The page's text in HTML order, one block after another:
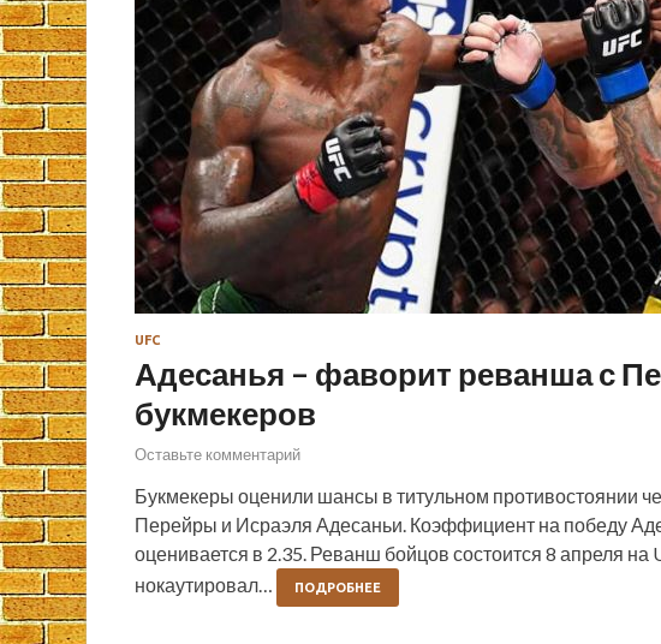
UFC
Адесанья – фаворит реванша с
букмекеров
Оставьте комментарий
Букмекеры оценили шансы в титульном противостоянии
Перейры и Исраэля Адесаньи. Коэффициент на победу
оценивается в 2.35. Реванш бойцов состоится 8 апреля
нокаутировал…
ПОДРОБНЕЕ